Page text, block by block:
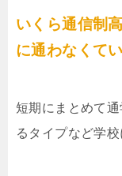
いくら通信制
に通わなくて
短期にまとめて
るタイプなど学